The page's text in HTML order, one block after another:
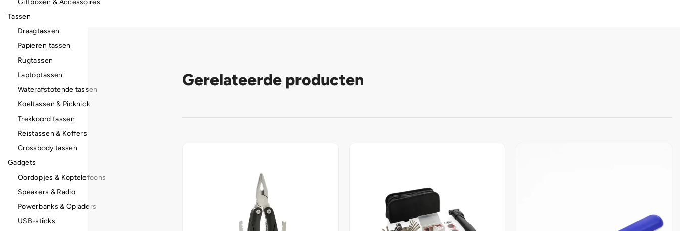
Gerelateerde producten
Giftboxen & Accessoires
Tassen
Draagtassen
Papieren tassen
Rugtassen
Laptoptassen
Waterafstotende tassen
Koeltassen & Picknick
Trekkoord tassen
Reistassen & Koffers
Crossbody tassen
Gadgets
Oordopjes & Koptelefoons
Speakers & Radio
Powerbanks & Opladers
USB-sticks